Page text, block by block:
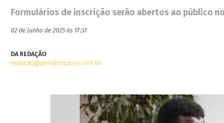
Formulários de inscrição serão abertos ao público
02 de Junho de 2025 às 17:37
DA REDAÇÃO
redacao@jornalcruzeiro.com.br